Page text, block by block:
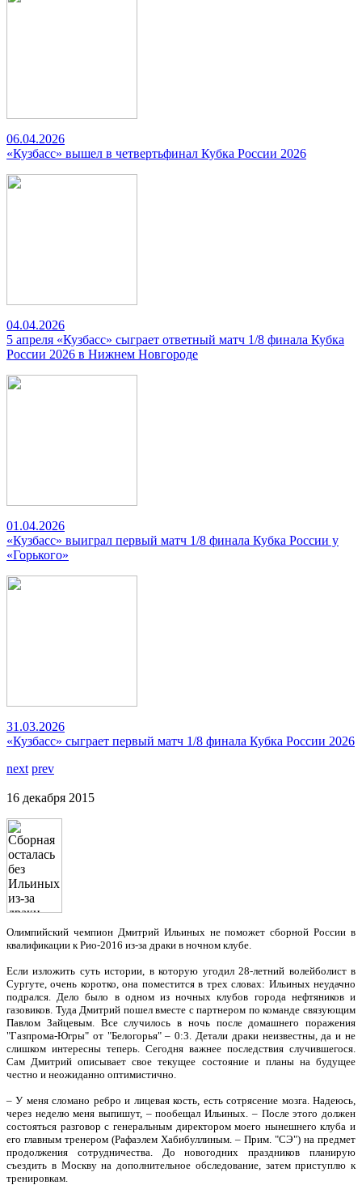
06.04.2026
«Кузбасс» вышел в четвертьфинал Кубка России 2026
04.04.2026
5 апреля «Кузбасс» сыграет ответный матч 1/8 финала Кубка
России 2026 в Нижнем Новгороде
01.04.2026
«Кузбасс» выиграл первый матч 1/8 финала Кубка России у
«Горького»
31.03.2026
«Кузбасс» сыграет первый матч 1/8 финала Кубка России 2026
next prev
16 декабря 2015
Олимпийский чемпион Дмитрий Ильиных не поможет сборной России в
квалификации к Рио-2016 из-за драки в ночном клубе.
Если изложить суть истории, в которую угодил 28-летний волейболист в
Сургуте, очень коротко, она поместится в трех словах: Ильиных неудачно
подрался. Дело было в одном из ночных клубов города нефтяников и
газовиков. Туда Дмитрий пошел вместе с партнером по команде связующим
Павлом Зайцевым. Все случилось в ночь после домашнего поражения
"Газпрома-Югры" от "Белогорья" – 0:3. Детали драки неизвестны, да и не
слишком интересны теперь. Сегодня важнее последствия случившегося.
Сам Дмитрий описывает свое текущее состояние и планы на будущее
честно и неожиданно оптимистично.
– У меня сломано ребро и лицевая кость, есть сотрясение мозга. Надеюсь,
через неделю меня выпишут, – пообещал Ильиных. – После этого должен
состояться разговор с генеральным директором моего нынешнего клуба и
его главным тренером (Рафаэлем Хабибуллиным. – Прим. "СЭ") на предмет
продолжения сотрудничества. До новогодних праздников планирую
съездить в Москву на дополнительное обследование, затем приступлю к
тренировкам.